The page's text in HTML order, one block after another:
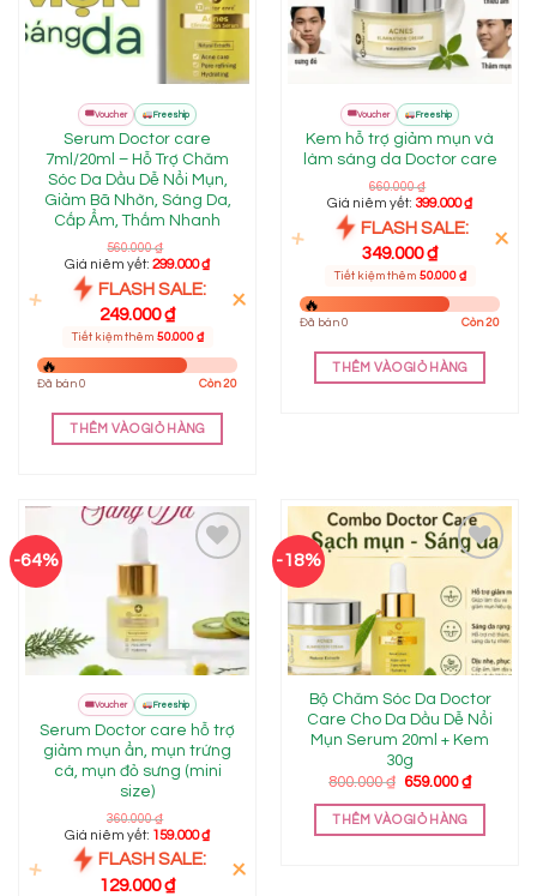
Add to
wishlist
FLASH
SALE
🎟Voucher Freeship
Serum Doctor care
7ml/20ml – Hỗ Trợ Chăm
Sóc Da Dầu Dễ Nổi Mụn,
Giảm Bã Nhờn, Sáng Da,
Cấp Ẩm, Thấm Nhanh
560.000₫
Giá niêm yết: 299.000₫
FLASH SALE:
249.000₫
Tiết kiệm thêm 50.000 ₫
Đã bán 0 Còn 20
THÊM VÀO GIỎ HÀNG
Add to
wishlist
FLASH
SALE
🎟Voucher Freeship
Kem hỗ trợ giảm mụn và
làm sáng da Doctor care
660.000₫
Giá niêm yết: 399.000₫
FLASH SALE:
349.000₫
Tiết kiệm thêm 50.000 ₫
Đã bán 0 Còn 20
THÊM VÀO GIỎ HÀNG
-64%
Add to
wishlist
FLASH
SALE
🎟Voucher Freeship
Serum Doctor care hỗ trợ
giảm mụn ẩn, mụn trứng
cá, mụn đỏ sưng (mini
size)
360.000₫
Giá niêm yết: 159.000₫
FLASH SALE:
129.000₫
-18%
Add to
wishlist
Bộ Chăm Sóc Da Doctor
Care Cho Da Dầu Dễ Nổi
Mụn Serum 20ml + Kem
30g
800.000₫ Giá
là:
800.000 ₫.
659.000₫Giá
THÊM VÀO GIỎ HÀNG